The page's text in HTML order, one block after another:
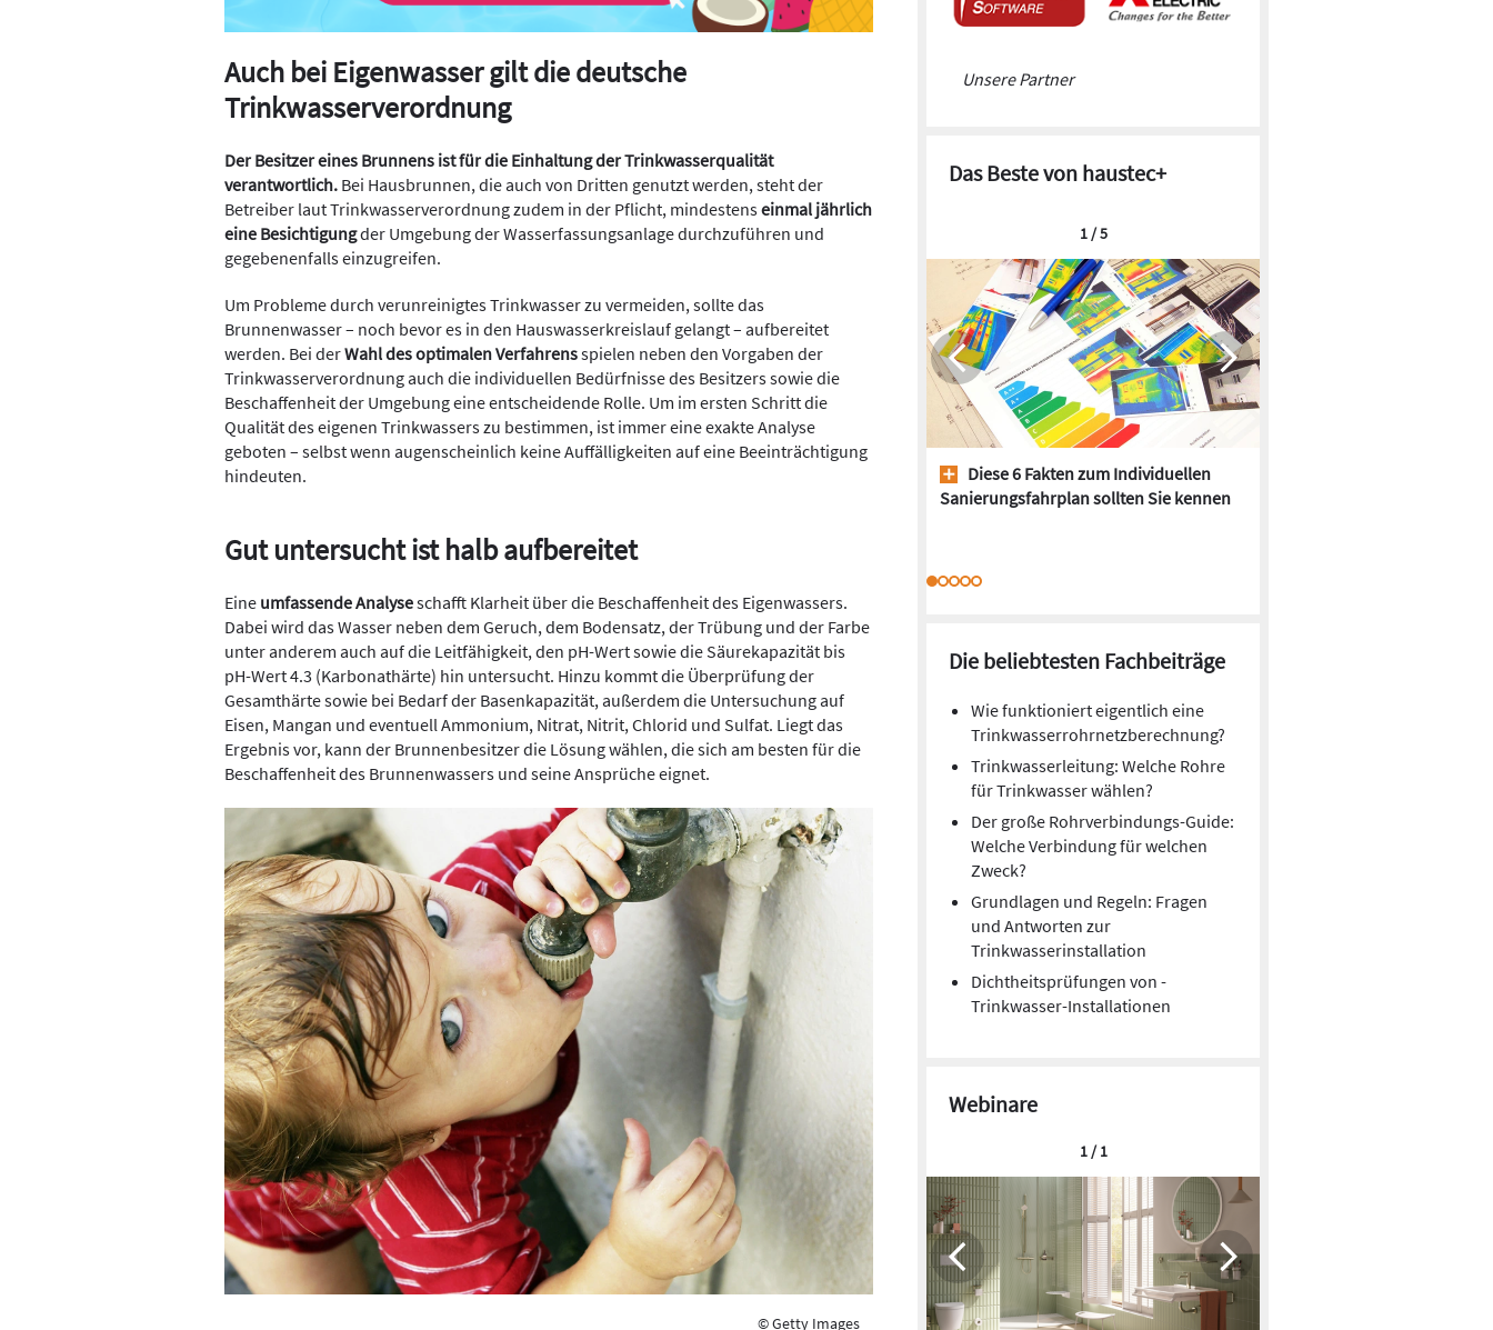
Auch bei Eigenwasser gilt die deutsche
Trinkwasserverordnung
Der Besitzer eines Brunnens ist für die Einhaltung der Trinkwasserqualität
verantwortlich. Bei Hausbrunnen, die auch von Dritten genutzt werden, steht der
Betreiber laut Trinkwasserverordnung zudem in der Pflicht, mindestenseinmal jährlich
eine Besichtigungder Umgebung der Wasserfassungsanlage durchzuführen und
gegebenenfalls einzugreifen.
Um Probleme durch verunreinigtes Trinkwasser zu vermeiden, sollte das
Brunnenwasser – noch bevor es in den Hauswasserkreislauf gelangt – aufbereitet
werden. Bei derWahl des optimalen Verfahrensspielen neben den Vorgaben der
Trinkwasserverordnung auch die individuellen Bedürfnisse des Besitzers sowie die
Beschaffenheit der Umgebung eine entscheidende Rolle. Um im ersten Schritt die
Qualität des eigenen Trinkwassers zu bestimmen, ist immer eine exakte Analyse
geboten – selbst wenn augenscheinlich keine Auffälligkeiten auf eine Beeinträchtigung
hindeuten.
Gut untersucht ist halb aufbereitet
Eine umfassende Analyseschafft Klarheit über die Beschaffenheit des Eigenwassers.
Dabei wird das Wasser neben dem Geruch, dem Bodensatz, der Trübung und der Farbe
unter anderem auch auf die Leitfähigkeit, den pH-Wert sowie die Säurekapazität bis
pH-Wert 4.3 (Karbonathärte) hin untersucht. Hinzu kommt die Überprüfung der
Gesamthärte sowie bei Bedarf der Basenkapazität, außerdem die Untersuchung auf
Eisen, Mangan und eventuell Ammonium, Nitrat, Nitrit, Chlorid und Sulfat. Liegt das
Ergebnis vor, kann der Brunnenbesitzer die Lösung wählen, die sich am besten für die
Beschaffenheit des Brunnenwassers und seine Ansprüche eignet.
© Getty Images
Unsere Partner
Das Beste von haustec+
Diese 6 Fakten zum Individuellen
Sanierungsfahrplan sollten Sie kennen
1 / 5
Die beliebtesten Fachbeiträge
Wie funktioniert eigentlich eine
Trinkwasserrohrnetzberechnung?
Trinkwasserleitung: Welche Rohre
für Trinkwasser wählen?
Der große Rohrverbindungs-Guide:
Welche Verbindung für welchen
Zweck?
Grundlagen und Regeln: Fragen
und Antworten zur
Trinkwasserinstallation
Dichtheitsprüfungen von ­
Trinkwasser-Installationen
Webinare
1 / 1